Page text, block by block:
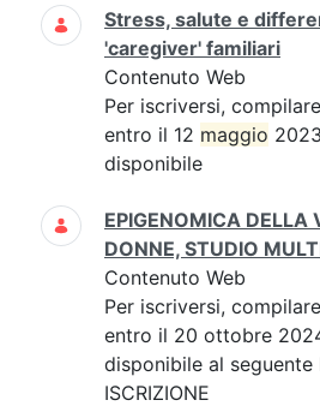
Stress, salute e
'caregiver' familiari
Contenuto Web
Per iscriversi,
entro il 12 maggio
disponibile
EPIGENOMICA DELLA
DONNE, STUDIO
Contenuto Web
Per iscriversi,
entro il 20 ottobre
disponibile al seguente
ISCRIZIONE